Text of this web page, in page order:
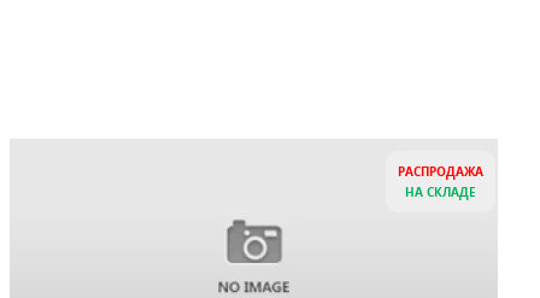
РАСПРОДАЖА
НА СКЛАДЕ